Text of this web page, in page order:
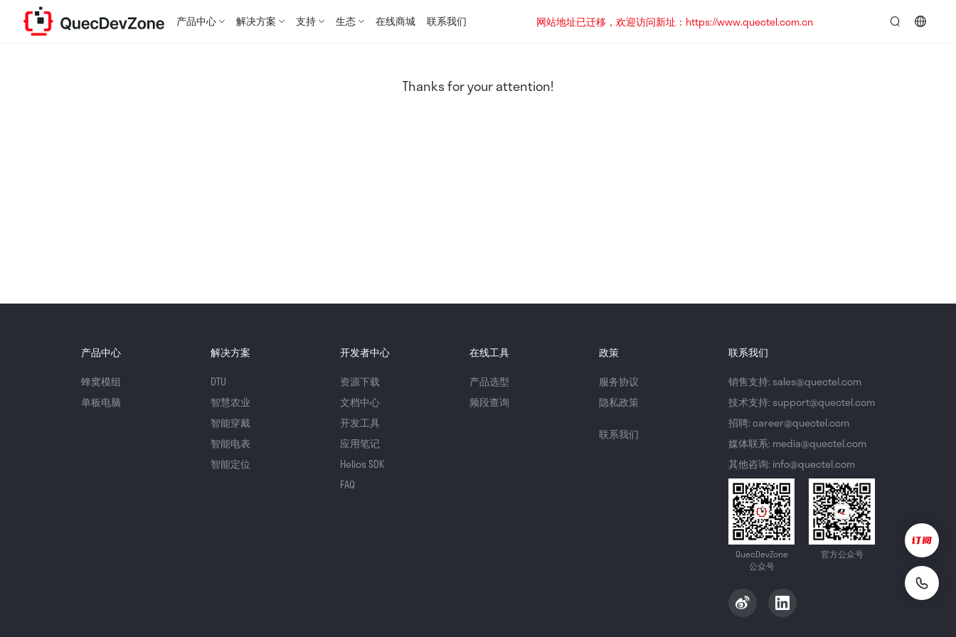
产品中心 解决方案 支持 生态 在线商城 联系我们
网站地址已迁移，欢迎访问新址：https://www.quectel.com.cn
Thanks for your attention!
产品中心
蜂窝模组
单板电脑
解决方案
DTU
智慧农业
智能穿戴
智能电表
智能定位
开发者中心
资源下载
文档中心
开发工具
应用笔记
Helios SDK
FAQ
在线工具
产品选型
频段查询
政策
服务协议
隐私政策
联系我们
联系我们
销售支持: sales@quectel.com
技术支持: support@quectel.com
招聘: career@quectel.com
媒体联系: media@quectel.com
其他咨询: info@quectel.com
QuecDevZone
公众号
官方公众号